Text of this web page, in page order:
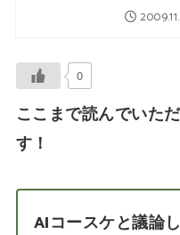
0
ここまで読んでいた
す！
AIコースケと議論